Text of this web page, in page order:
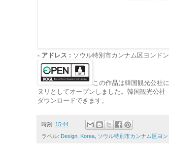
- アドレス : ソウル特別市カンナム区ヨンド
この作品は韓国観光公社
ヌリとしてオープンしました。韓国観光公
ダウンロードできます。
時刻: 15:44
ラベル: Design, Korea, ソウル特別市カンナム区ヨ